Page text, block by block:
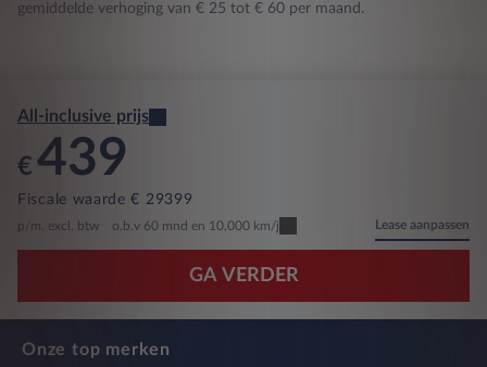
gemiddelde verhoging van € 25 tot € 60 per maand.
All-inclusive prijs
€ 439
Fiscale waarde € 29399
p/m. excl. btw o.b.v 60 mnd en 10,000 km/j Lease aanpassen
GA VERDER
Onze top merken